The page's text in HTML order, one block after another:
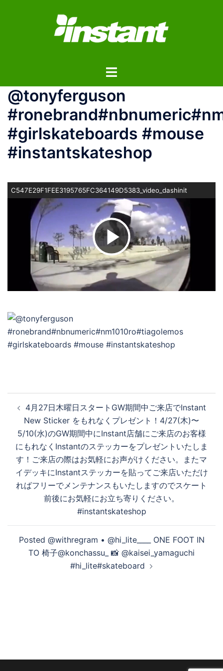
ス
ト
ル
メ
ニ
ュ
@tonyferguson
#girlskateboards #mouse
#instantskateshop
C547E29F1FEE3195765FC364149D5383_video_dashinit
ビ
デ
を
再
生
す
る
稿
ナ
ビ
ゲ
ー
シ
4月27日木曜日スタートGW期間中ご来店でInstant
New Sticker をもれなくプレゼント！4/27(木)〜
5/10(水)のGW期間中にInstant店舗にご来店のお客様
にもれなくInstantのステッカーをプレゼントいたしま
す！ご来店の際はお気軽にお声がけください。またマ
イデッキにInstantステッカーを貼ってご来店いただけ
ればフリーでメンテナンスもいたしますのでスケート
前後にお気軽にお立ち寄りください。
#instantskateshop
Posted @withregram • @hi_lite____ ONE FOOT IN
TO 椅子@konchassu_ 📸 @kaisei_yamaguchi
#hi_lite#skateboard